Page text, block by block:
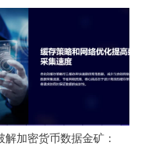
解加密货币数据金矿：